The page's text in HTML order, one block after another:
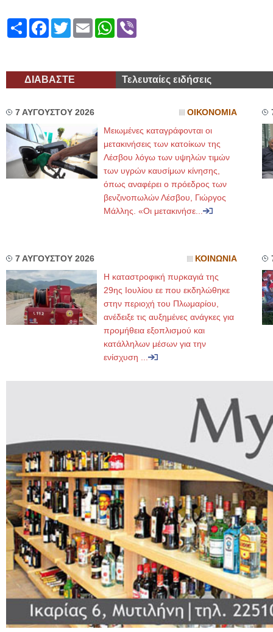
ShareFacebook
TwitterEmailWhatsApp
ΔΙΑΒΑΣΤΕ Τελευταίες ειδήσεις
7 ΑΥΓΟΥΣΤΟΥ 2026 ΟΙΚΟΝΟΜΙΑ
Μειωμένες καταγράφονται οι
μετακινήσεις των κατοίκων της
Λέσβου λόγω των υψηλών τιμών
των υγρών καυσίμων κίνησης,
όπως αναφέρει ο πρόεδρος των
βενζινοπωλών Λέσβου, Γιώργος
Μάλλης. «Οι μετακινήσε...
7 ΑΥΓΟΥΣΤΟΥ 2026 ΚΟΙΝΩΝΙΑ
Η καταστροφική πυρκαγιά της
29ης Ιουλίου εε που εκδηλώθηκε
στην περιοχή του Πλωμαρίου,
ανέδειξε τις αυξημένες ανάγκες για
προμήθεια εξοπλισμού και
κατάλληλων μέσων για την
ενίσχυση ...